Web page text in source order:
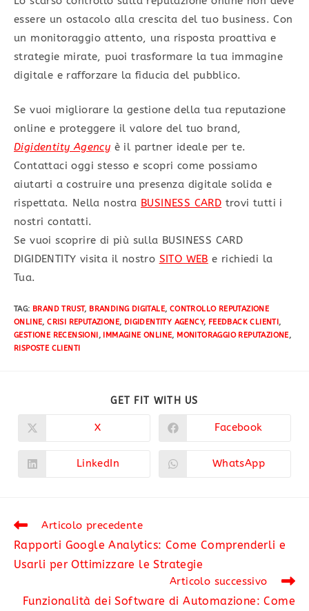
essere un ostacolo alla crescita del tuo business. Con
un monitoraggio attento, una risposta proattiva e
strategie mirate, puoi trasformare la tua immagine
digitale e rafforzare la fiducia del pubblico.
Se vuoi migliorare la gestione della tua reputazione
online e proteggere il valore del tuo brand,
Digidentity Agency è il partner ideale per te.
Contattaci oggi stesso e scopri come possiamo
aiutarti a costruire una presenza digitale solida e
rispettata. Nella nostra BUSINESS CARD trovi tutti i
nostri contatti.
Se vuoi scoprire di più sulla BUSINESS CARD
DIGIDENTITY visita il nostro SITO WEB e richiedi la
Tua.
TAG: BRAND TRUST, BRANDING DIGITALE, CONTROLLO REPUTAZIONE
ONLINE, CRISI REPUTAZIONE, DIGIDENTITY AGENCY, FEEDBACK CLIENTI,
GESTIONE RECENSIONI, IMMAGINE ONLINE, MONITORAGGIO REPUTAZIONE,
RISPOSTE CLIENTI
GET FIT WITH US
X Facebook
LinkedIn WhatsApp
Articolo precedente
Rapporti Google Analytics: Come Comprenderli e
Usarli per Ottimizzare le Strategie
Articolo successivo
Funzionalità dei Software di Automazione: Come